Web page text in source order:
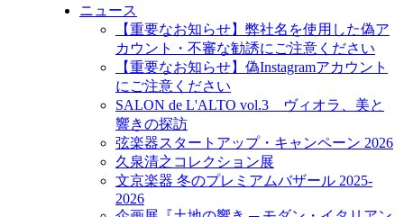
ニュース
【重要なお知らせ】弊社名を使用した偽ア
カウント・不審な勧誘にご注意ください
【重要なお知らせ】偽Instagramアカウント
にご注意ください
SALON de L'ALTO vol.3 ヴィオラ、美と
響きの探訪
弦楽器スタートアップ・キャンペーン 2026
久泉清之コレクション展
文京楽器 冬のプレミアムバザール 2025-
2026